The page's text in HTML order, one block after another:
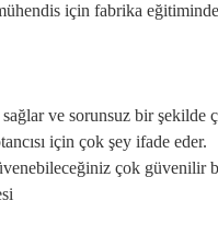
için fabrika
ve sorunsuz bir şekilde
için çok şey ifade eder.
çok güvenilir